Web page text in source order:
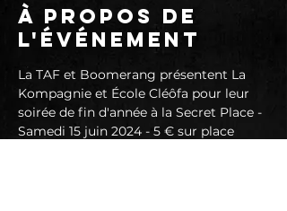
À propos de
l'événement
La TAF et Boomerang présentent La
Kompagnie et École Cléôfa pour leur
soirée de fin d'année à la Secret Place -
Samedi 15 juin 2024 - 5 € sur place